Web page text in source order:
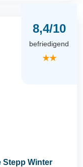
8,4/10
befriedigend
★★
Stepp Winter